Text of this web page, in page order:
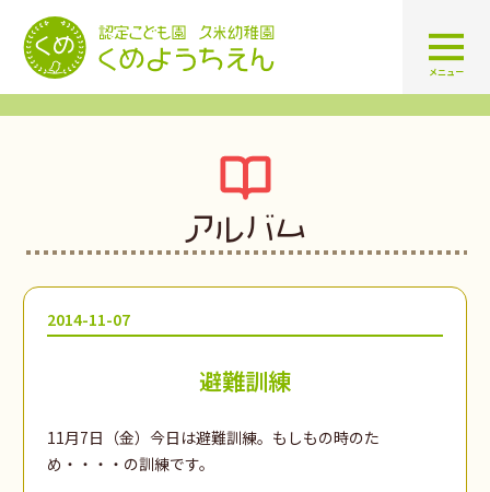
認定こども園 学校法人久米幼
メニュー
アルバム
2014-11-07
避難訓練
11月7日（金）今日は避難訓練。もしもの時のた
め・・・・の訓練です。